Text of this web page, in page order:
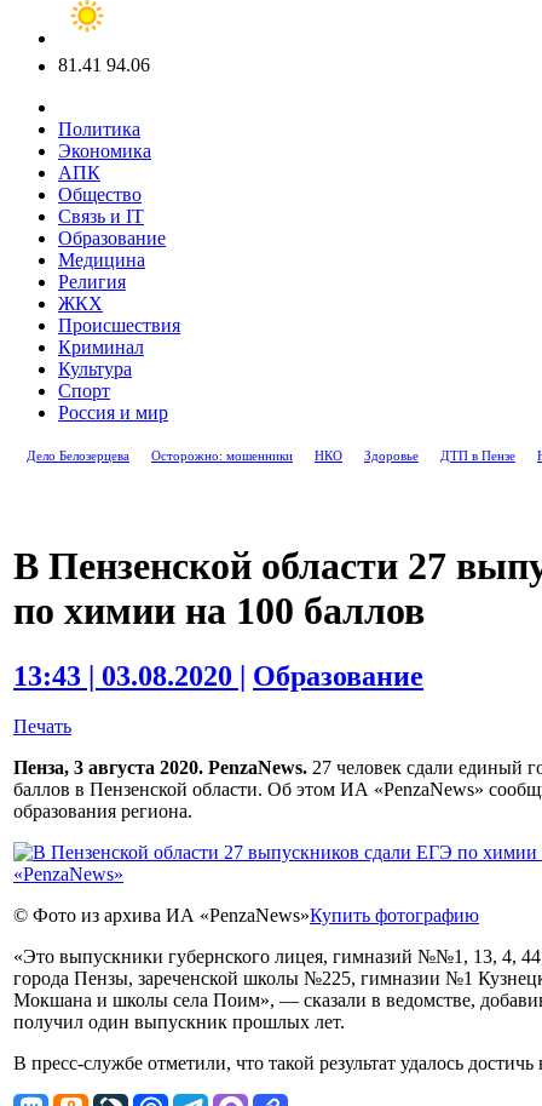
81.41 94.06
Политика
Экономика
АПК
Общество
Связь и IT
Образование
Медицина
Религия
ЖКХ
Происшествия
Криминал
Культура
Спорт
Россия и мир
Дело Белозерцева Осторожно: мошенники НКО Здоровье ДТП в Пензе
В Пензенской области 27
по химии на 100 баллов
13:43 | 03.08.2020 | Образование
Печать
Пенза, 3 августа 2020. PenzaNews. 27 человек сдали единый
баллов в Пензенской области. Об этом ИА «PenzaNews»
образования региона.
© Фото из архива ИА «PenzaNews»Купить фотографию
«Это выпускники губернского лицея, гимназий №№1, 13, 4,
города Пензы, зареченской школы №225, гимназии №1
Мокшана и школы села Поим», — сказали в ведомстве,
получил один выпускник прошлых лет.
В пресс-службе отметили, что такой результат удалось